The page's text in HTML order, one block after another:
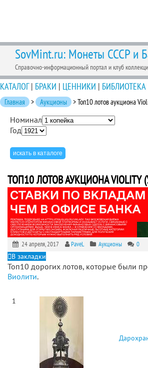
SovMint.ru: Монеты СССР и
Справочно-информационный портал и клуб
КАТАЛОГ| БРАКИ | ЦЕННИКИ | БИБЛИОТЕКА
Главная > Аукционы > Топ10 лотов аукциона
Номинал
Год
ТОП10 ЛОТОВ АУКЦИОНА VIOLITY
24 апреля, 2017 PaveL Аукционы 0
В закладки
Топ10 дорогих лотов, которые были
Виолити.
1